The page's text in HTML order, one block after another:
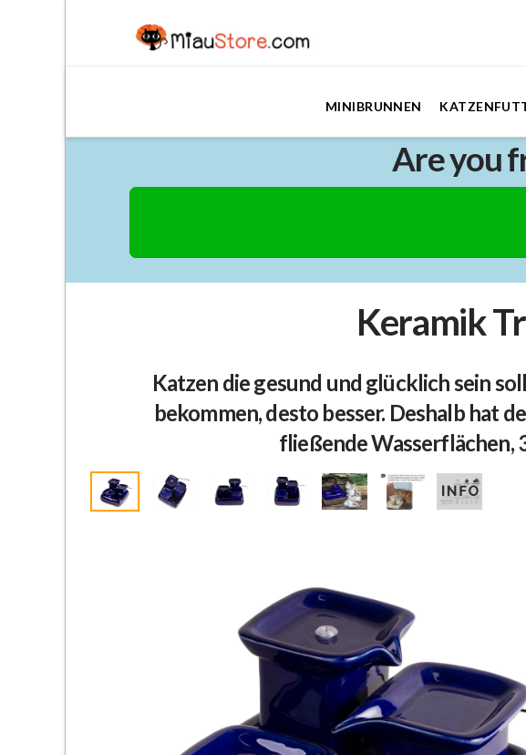
MINIBRUNNEN
Are you
Keramik
Katzen die gesund und glücklich sein
bekommen, desto besser. Deshalb hat
fließende Wasserflächen,